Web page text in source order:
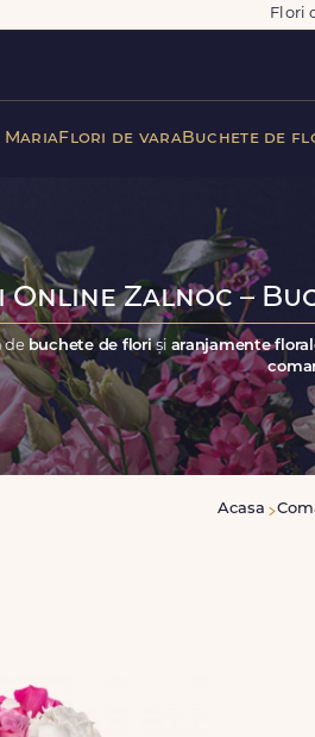
Flori
MariaFlori de varaBuchete de
Online Zalnoc –
de buchete de floriși aranjamente
Acasa